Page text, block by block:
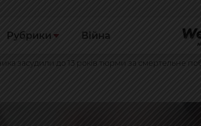
Рубрики Війна
засудили до 13 років тюрми за смертельне